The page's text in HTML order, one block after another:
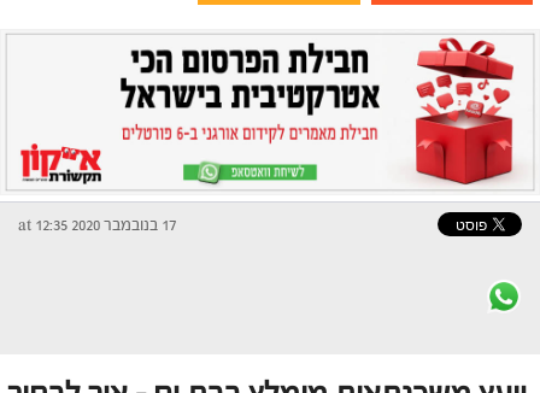
17 בנובמבר 2020 at 12:35